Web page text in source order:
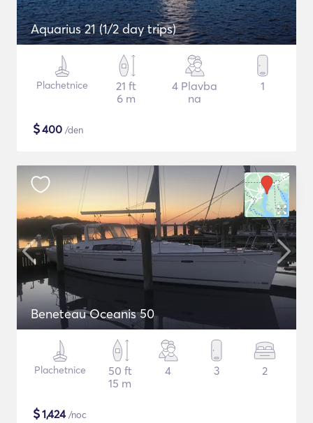
Aquarius 21 (1/2 day trips)
Plachetnice
21 ft
6 m
4 Plavba
na
1
$400 /den
Beneteau Oceanis 50
Plachetnice
50 ft
15 m
4 3 2
$1,424/noc